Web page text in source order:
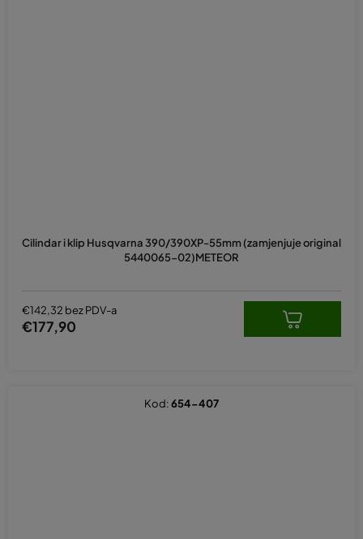
Cilindar i klip Husqvarna 390/390XP-55mm (zamjenjuje original
5440065-02)METEOR
€142,32 bez PDV-a
€177,90
Kod:654-407